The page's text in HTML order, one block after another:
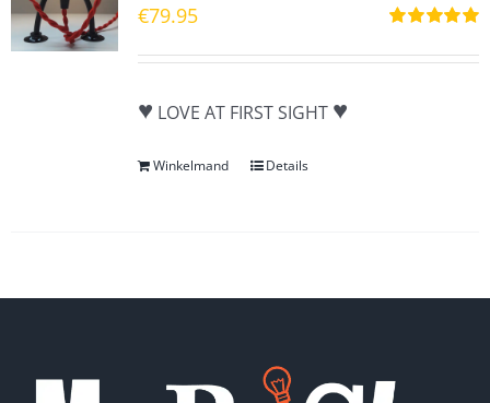
5.00uit 5
€79.95
♥ LOVE AT FIRST SIGHT ♥
Winkelmand Details